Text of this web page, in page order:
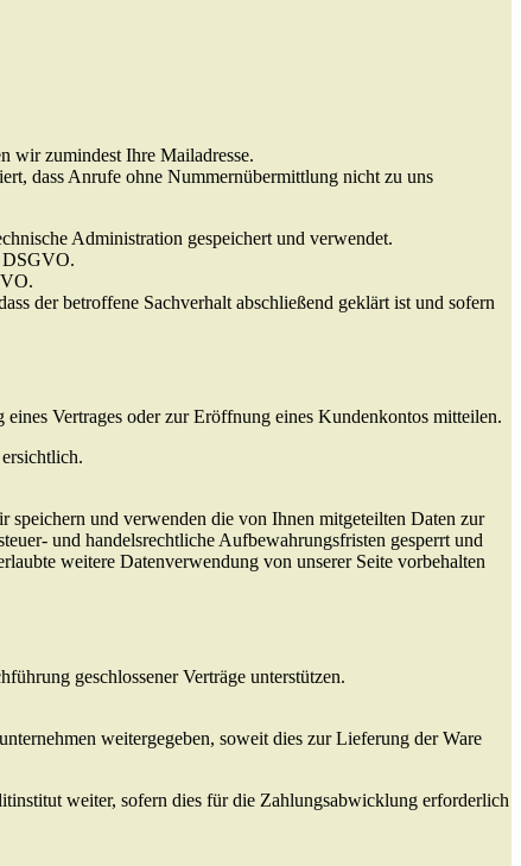
wir zumindest Ihre Mailadresse.
dass Anrufe ohne Nummernübermittlung nicht zu uns
Administration gespeichert und verwendet.
DSGVO.
der betroffene Sachverhalt abschließend geklärt ist und sofern
Vertrages oder zur Eröffnung eines Kundenkontos mitteilen.
und verwenden die von Ihnen mitgeteilten Daten zur
und handelsrechtliche Aufbewahrungsfristen gesperrt und
weitere Datenverwendung von unserer Seite vorbehalten
geschlossener Verträge unterstützen.
weitergegeben, soweit dies zur Lieferung der Ware
weiter, sofern dies für die Zahlungsabwicklung erforderlich